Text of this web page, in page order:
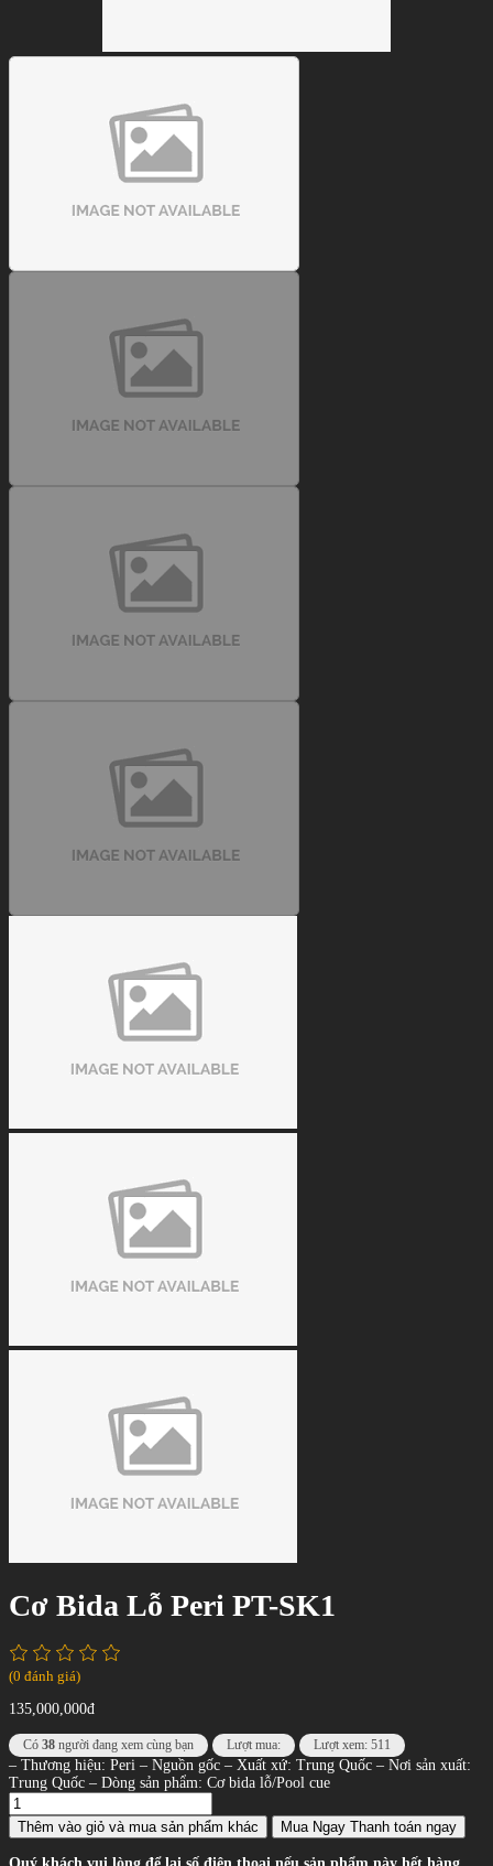
Cơ Bida Lỗ Peri PT-SK1
(0 đánh giá)
135,000,000đ
Có 38 người đang xem cùng bạn Lượt mua: Lượt xem: 511
– Thương hiệu: Peri – Nguồn gốc – Xuất xứ: Trung Quốc – Nơi sản xuất:
Trung Quốc – Dòng sản phẩm: Cơ bida lỗ/Pool cue
Thêm vào giỏ và mua sản phẩm khác Mua Ngay Thanh toán ngay